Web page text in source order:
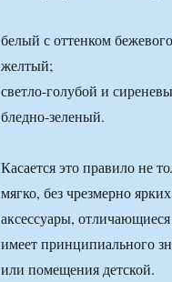
белый с оттенком
желтый;
светло-голубой и
бледно-зеленый.
Касается это правило не
мягко, без чрезмерно
аксессуары,
имеет принципиального
или помещения детской.